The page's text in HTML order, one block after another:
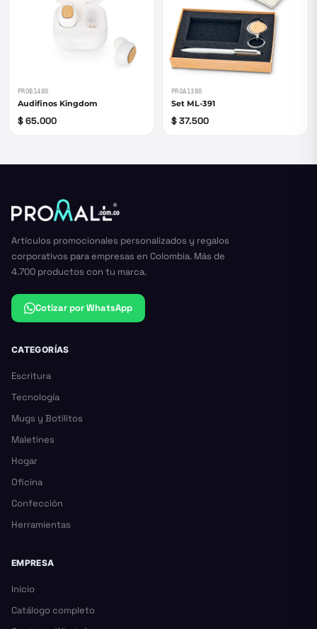
PROB1480
Audifinos Kingdom
$ 65.000
PROA1380
Set ML-391
$ 37.500
Artículos promocionales personalizados y regalos
corporativos para empresas en Colombia. Más de
4.700 productos con tu marca.
Cotizar por WhatsApp
CATEGORÍAS
Escritura
Tecnología
Mugs y Botilitos
Maletines
Hogar
Oficina
Confección
Herramientas
EMPRESA
Inicio
Catálogo completo